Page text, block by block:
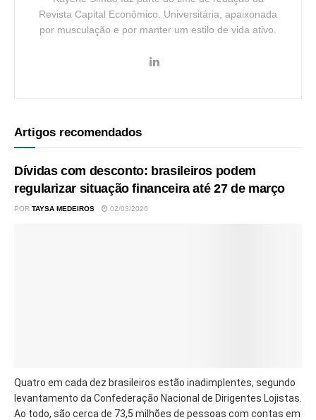
Revista Capital Econômico. Universitária, apaixonada
por musculação e por manter um estilo de vida ativo.
Artigos recomendados
Dívidas com desconto: brasileiros podem
regularizar situação financeira até 27 de março
POR TAYSA MEDEIROS 02/03/2026
Quatro em cada dez brasileiros estão inadimplentes, segundo
levantamento da Confederação Nacional de Dirigentes Lojistas.
Ao todo, são cerca de 73,5 milhões de pessoas com contas em